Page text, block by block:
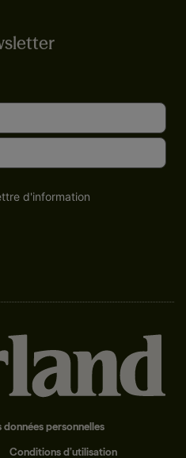
d'information
personnelles
Conditions d’utilisation